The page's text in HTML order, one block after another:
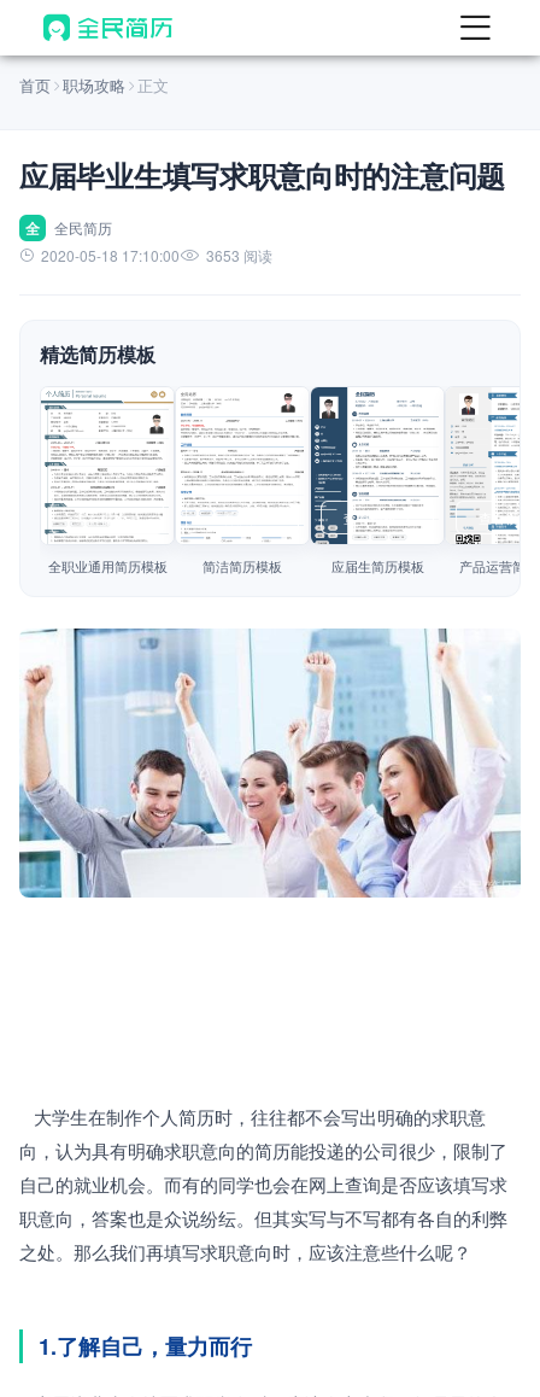
首页
AI 生成简历
AI 优化简历
AI 翻译简历
AI 模拟面试
面试自我介绍
AI 职场工具 New
简历模板
简历教程
首页 职场攻略 正文
应届毕业生填写求职意向时的注意问题
全
全民简历
2020-05-18 17:10:00
3653 阅读
精选简历模板
查看模板
全职业通用简历模板
查看模板
简洁简历模板
查看模板
应届生简历模板
查看模板
产品运营简
向，认为具有明确求职意向的简历能投递的公司很少，限制了
自己的就业机会。而有的同学也会在网上查询是否应该填写求
职意向，答案也是众说纷纭。但其实写与不写都有各自的利弊
之处。那么我们再填写求职意向时，应该注意些什么呢？
1.了解自己，量力而行